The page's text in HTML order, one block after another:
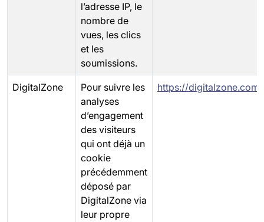
l’adresse IP, le
nombre de
vues, les clics
et les
soumissions.
DigitalZone
Pour suivre les
analyses
d’engagement
des visiteurs
qui ont déjà un
cookie
précédemment
déposé par
DigitalZone via
leur propre
https://